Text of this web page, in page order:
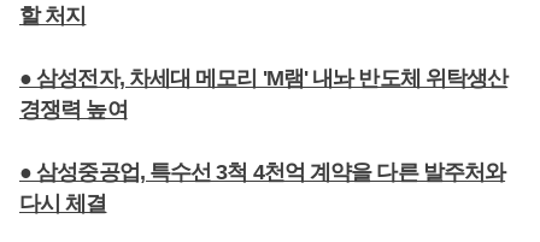
할 처지
● 삼성전자, 차세대 메모리 'M램' 내놔 반도체 위탁생산
경쟁력 높여
● 삼성중공업, 특수선 3척 4천억 계약을 다른 발주처와
다시 체결